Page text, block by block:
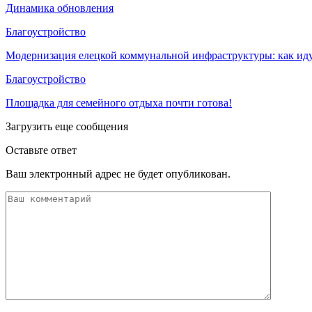
Динамика обновления
Благоустройство
Модернизация елецкой коммунальной инфраструктуры: как
Благоустройство
Площадка для семейного отдыха почти готова!
Загрузить еще сообщения
Оставьте ответ
Ваш электронный адрес не будет опубликован.